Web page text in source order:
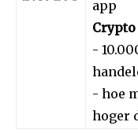
app
Crypto
-
- hoe
hoger